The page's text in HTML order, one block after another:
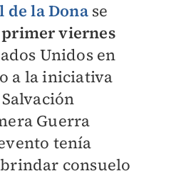
de la Donase
viernes
Unidos en
a la iniciativa
Guerra
tenía
consuelo